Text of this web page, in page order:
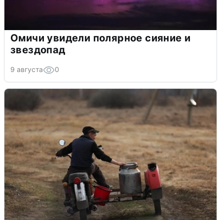
Омичи увидели полярное сияние и
звездопад
9 августа 0